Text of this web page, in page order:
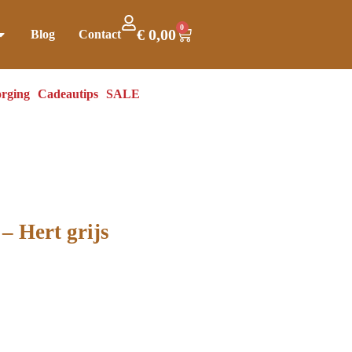
Blog Contact €0,00 0
Cadeautips SALE
Hert grijs